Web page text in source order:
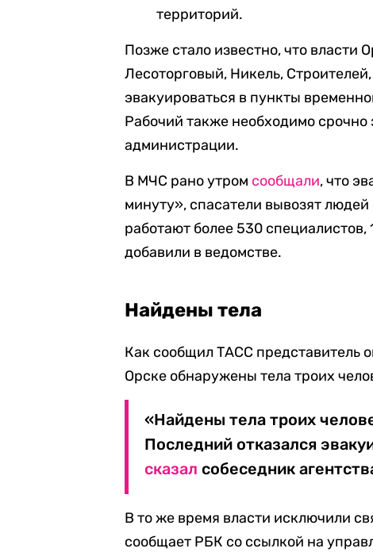
территорий.
Позже стало известно, что власти
Лесоторговый, Никель,
эвакуироваться в пункты
Рабочий также необходимо
администрации.
В МЧС рано утром сообщали, что
минуту», спасатели вывозят
работают более 530
добавили в ведомстве.
Найдены тела
Как сообщил ТАСС представитель
Орске обнаружены тела троих
«Найдены тела троих
Последний отказался
сказал собеседник
В то же время власти исключили
сообщает РБК со ссылкой на